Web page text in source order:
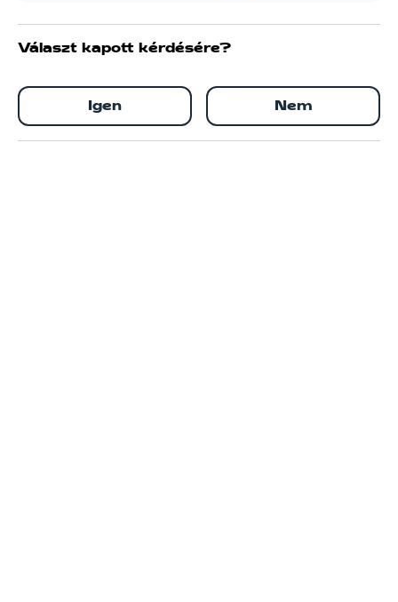
Választ kapott kérdésére?
Igen Nem